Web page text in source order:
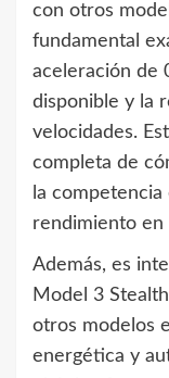
con otros
fundamental
aceleración de
disponible y la
velocidades.
completa de
la
rendimiento en
Además, es
Model 3
otros modelos
energética y